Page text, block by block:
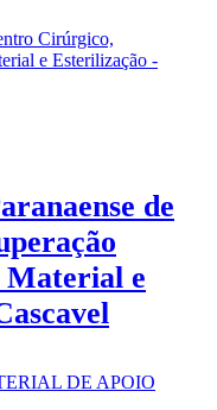
de
Material e
DE APOIO